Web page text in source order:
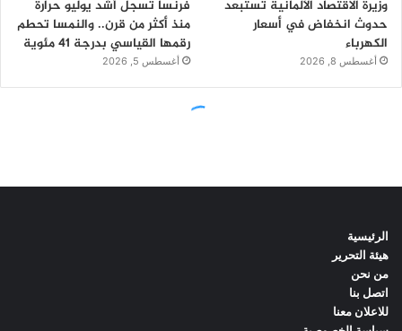
الرئيسية
هيئة التحرير
من نحن
اتصل بنا
للاعلان معنا